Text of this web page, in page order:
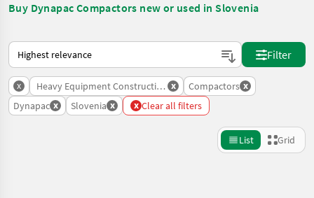
Buy Dynapac Compactors new or used in Slovenia
This is how sorting works on Landwirt.com
Filter
x Heavy Equipment Construction Machines
x Compactors x
Dynapac x Slovenia x x Clear all filters
List Grid